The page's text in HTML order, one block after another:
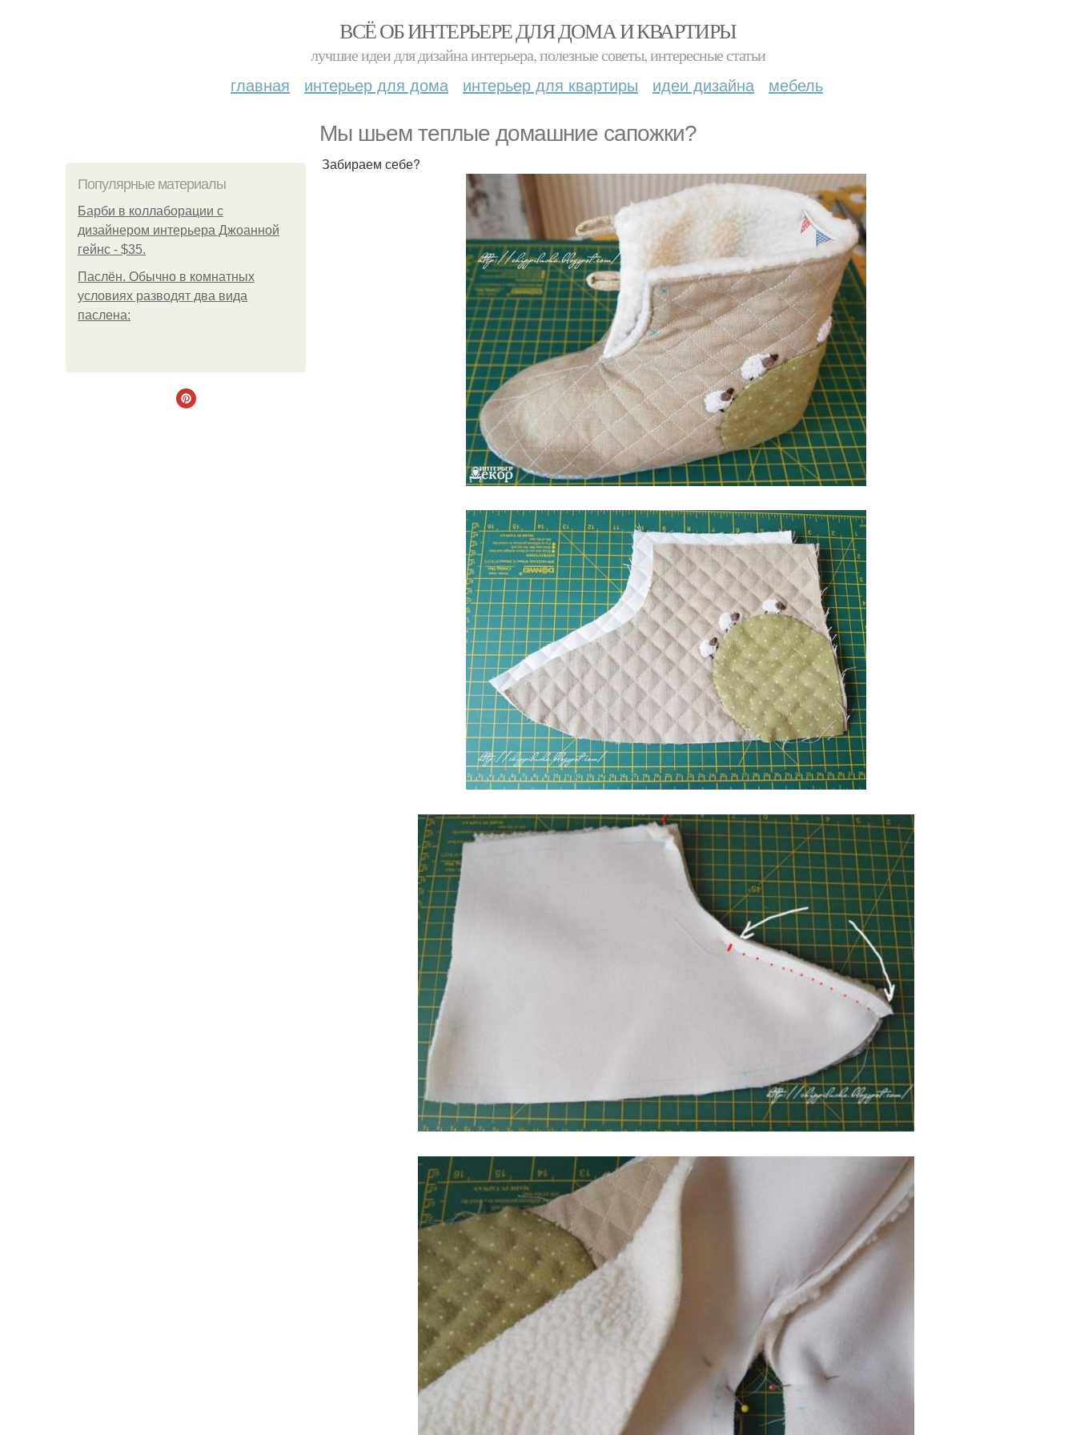
ВСЁ ОБ ИНТЕРЬЕРЕ ДЛЯ ДОМА И КВАРТИРЫ
лучшие идеи для дизайна интерьера, полезные советы, интересные статьи
главная интерьер для дома интерьер для квартиры идеи дизайна мебель
Мы шьем теплые домашние сапожки?
Популярные материалы
Барби в коллаборации с
дизайнером интерьера Джоанной
гейнс - $35.
Паслён. Обычно в комнатных
условиях разводят два вида
паслена:
Забираем себе?